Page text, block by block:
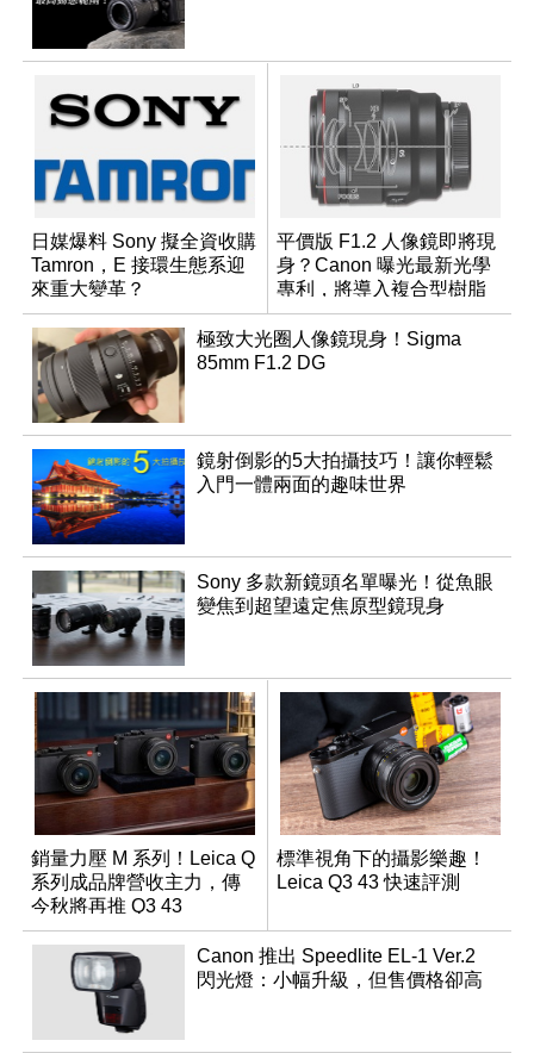
日媒爆料 Sony 擬全資收購
Tamron，E 接環生態系迎
來重大變革？
平價版 F1.2 人像鏡即將現
身？Canon 曝光最新光學
專利，將導入複合型樹脂
非球面鏡片
極致大光圈人像鏡現身！Sigma
85mm F1.2 DG
鏡射倒影的5大拍攝技巧！讓你輕鬆
入門一體兩面的趣味世界
Sony 多款新鏡頭名單曝光！從魚眼
變焦到超望遠定焦原型鏡現身
銷量力壓 M 系列！Leica Q
系列成品牌營收主力，傳
今秋將再推 Q3 43
Monochrom
標準視角下的攝影樂趣！
Leica Q3 43 快速評測
Canon 推出 Speedlite EL-1 Ver.2
閃光燈：小幅升級，但售價格卻高